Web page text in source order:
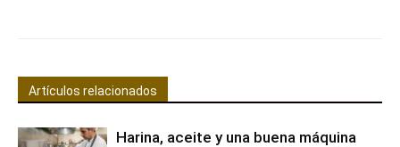
Artículos relacionados
Harina, aceite y una buena máquina